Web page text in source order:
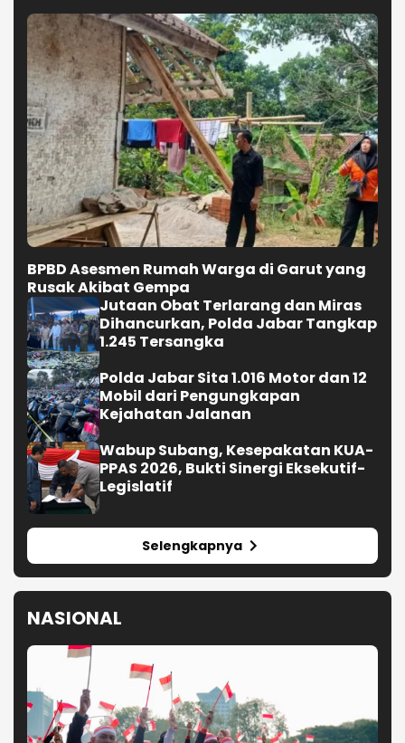
BPBD Asesmen Rumah Warga di Garut yang
Rusak Akibat Gempa
Jutaan Obat Terlarang dan Miras
Dihancurkan, Polda Jabar Tangkap
1.245 Tersangka
Polda Jabar Sita 1.016 Motor dan 12
Mobil dari Pengungkapan
Kejahatan Jalanan
Wabup Subang, Kesepakatan KUA-
PPAS 2026, Bukti Sinergi Eksekutif-
Legislatif
Selengkapnya
NASIONAL